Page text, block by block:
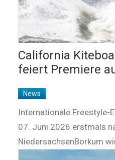
California
feiert Premiere
News
Internationale Freestyle-
07. Juni 2026 erstmals
NiedersachsenBorkum